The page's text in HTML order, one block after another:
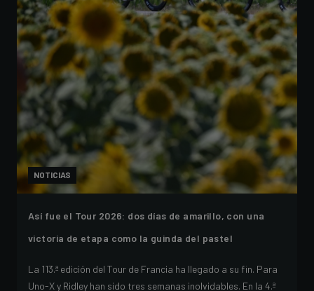
NOTICIAS
Así fue el Tour 2026: dos días de amarillo, con una
victoria de etapa como la guinda del pastel
La 113.ª edición del Tour de Francia ha llegado a su fin. Para
Uno-X y Ridley han sido tres semanas inolvidables. En la 4.ª